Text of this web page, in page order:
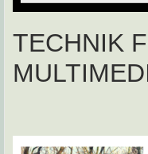
TECHNIK